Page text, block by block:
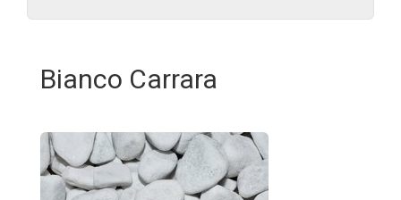
Bianco Carrara